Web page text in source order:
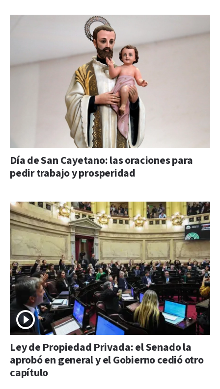
Día de San Cayetano: las oraciones para
pedir trabajo y prosperidad
Ley de Propiedad Privada: el Senado la
aprobó en general y el Gobierno cedió otro
capítulo